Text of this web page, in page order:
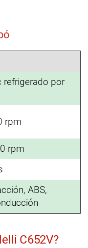
refrigerado por
rpm
rpm
ABS,
C652V?